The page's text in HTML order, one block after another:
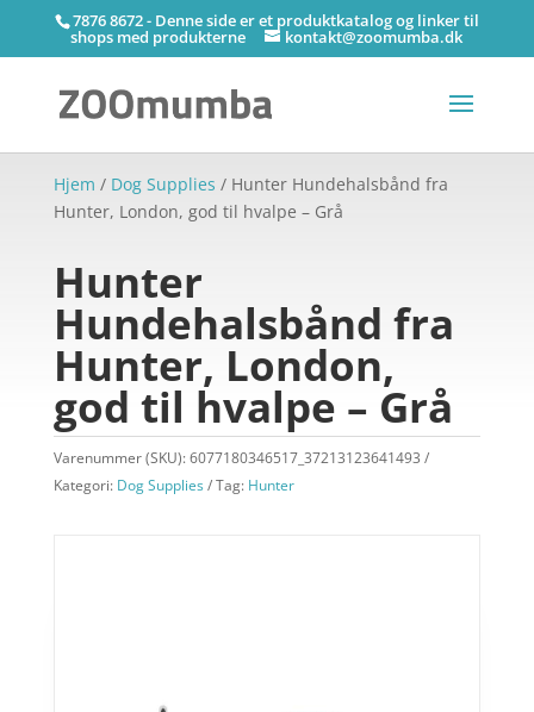
7876 8672 - Denne side er et produktkatalog og linker til
shops med produkterne kontakt@zoomumba.dk
Hjem / Dog Supplies / Hunter Hundehalsbånd fra
Hunter, London, god til hvalpe – Grå
Hunter
Hundehalsbånd fra
Hunter, London,
god til hvalpe – Grå
Varenummer (SKU):6077180346517_37213123641493
Kategori: Dog Supplies Tag: Hunter